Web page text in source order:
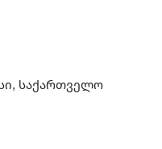
საქართველო